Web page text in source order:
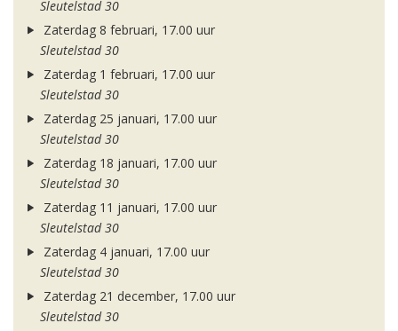
Sleutelstad 30
Zaterdag 8 februari, 17.00 uur
Sleutelstad 30
Zaterdag 1 februari, 17.00 uur
Sleutelstad 30
Zaterdag 25 januari, 17.00 uur
Sleutelstad 30
Zaterdag 18 januari, 17.00 uur
Sleutelstad 30
Zaterdag 11 januari, 17.00 uur
Sleutelstad 30
Zaterdag 4 januari, 17.00 uur
Sleutelstad 30
Zaterdag 21 december, 17.00 uur
Sleutelstad 30